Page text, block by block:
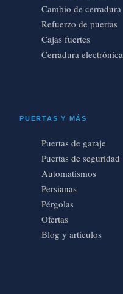
Cambio de cerradura
Refuerzo de puertas
Cajas fuertes
Cerradura electrónica
PUERTAS Y MÁS
Puertas de garaje
Puertas de seguridad
Automatismos
Persianas
Pérgolas
Ofertas
Blog y artículos